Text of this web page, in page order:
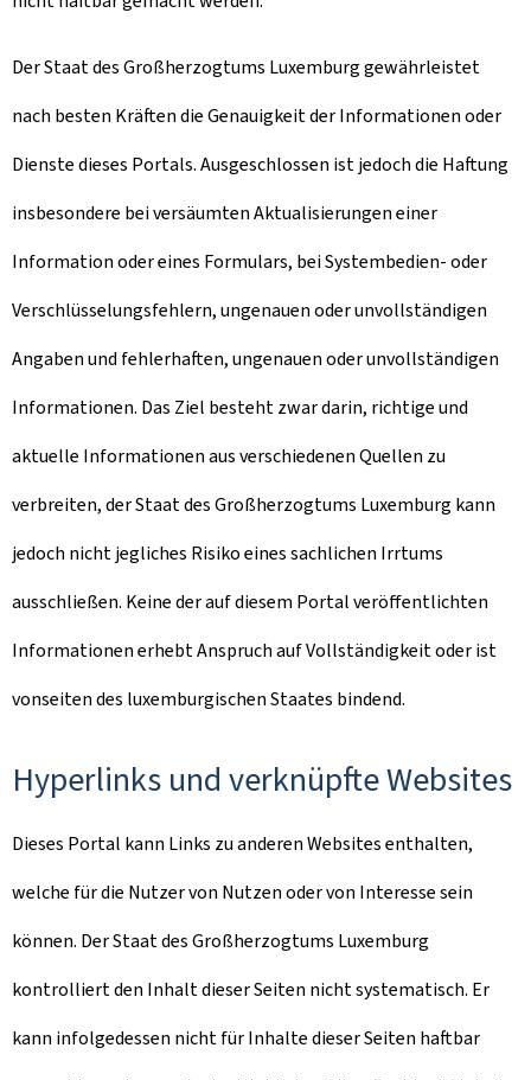
Der Staat des Großherzogtums Luxemburg gewährleistet
nach besten Kräften die Genauigkeit der Informationen oder
Dienste dieses Portals. Ausgeschlossen ist jedoch die Haftung
insbesondere bei versäumten Aktualisierungen einer
Information oder eines Formulars, bei Systembedien- oder
Verschlüsselungsfehlern, ungenauen oder unvollständigen
Angaben und fehlerhaften, ungenauen oder unvollständigen
Informationen. Das Ziel besteht zwar darin, richtige und
aktuelle Informationen aus verschiedenen Quellen zu
verbreiten, der Staat des Großherzogtums Luxemburg kann
jedoch nicht jegliches Risiko eines sachlichen Irrtums
ausschließen. Keine der auf diesem Portal veröffentlichten
Informationen erhebt Anspruch auf Vollständigkeit oder ist
vonseiten des luxemburgischen Staates bindend.
Hyperlinks und verknüpfte Websites
Dieses Portal kann Links zu anderen Websites enthalten,
welche für die Nutzer von Nutzen oder von Interesse sein
können. Der Staat des Großherzogtums Luxemburg
kontrolliert den Inhalt dieser Seiten nicht systematisch. Er
kann infolgedessen nicht für Inhalte dieser Seiten haftbar